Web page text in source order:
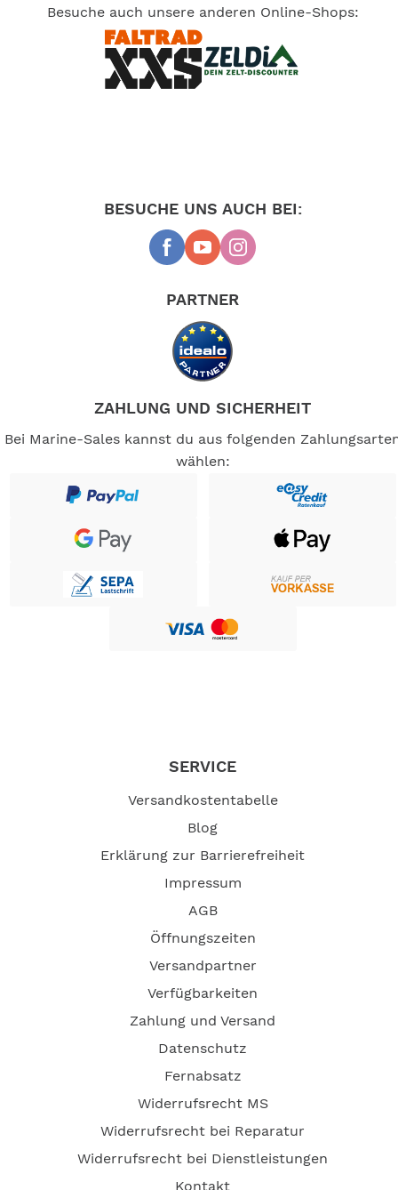
Besuche auch unsere anderen Online-Shops:
BESUCHE UNS AUCH BEI:
PARTNER
ZAHLUNG UND SICHERHEIT
Bei Marine-Sales kannst du aus folgenden
wählen:
SERVICE
Versandkostentabelle
Blog
Erklärung zur Barrierefreiheit
Impressum
AGB
Öffnungszeiten
Versandpartner
Verfügbarkeiten
Zahlung und Versand
Datenschutz
Fernabsatz
Widerrufsrecht MS
Widerrufsrecht bei Reparatur
Widerrufsrecht bei Dienstleistungen
Kontakt